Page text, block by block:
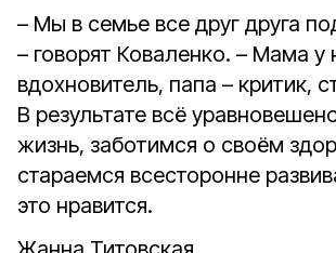
– Мы в семье все друг друга
– говорят Коваленко. – Мама у
вдохновитель, папа – критик,
В результате всё
жизнь, заботимся о своём
стараемся всесторонне
это нравится.